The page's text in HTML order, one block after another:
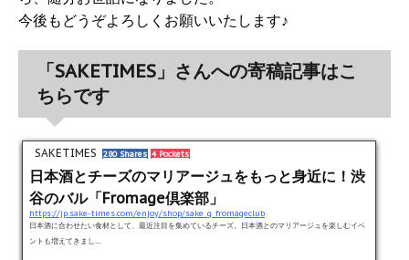
今後もどうぞよろしくお願いいたします♪
「SAKETIMES」さんへの寄稿記事はこ
ちらです
SAKETIMES 280 Shares 4 Pockets
日本酒とチーズのマリアージュをもっと身近に！渋
谷のバル「Fromage倶楽部」
https://jp.sake-times.com/enjoy/shop/sake_g_fromageclub
日本酒に合わせたい食材として、最近注目を集めているチーズ。日本酒とのマリアージュを楽しむイベ
ントも増えてきまし…